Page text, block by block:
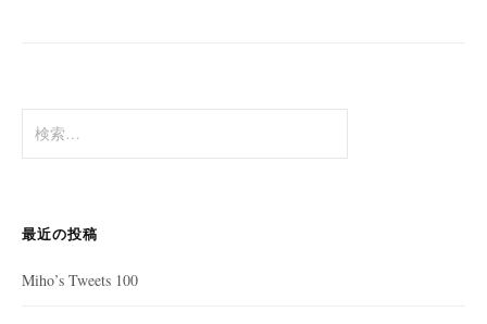
索:
最近の投稿
Miho’s Tweets 100